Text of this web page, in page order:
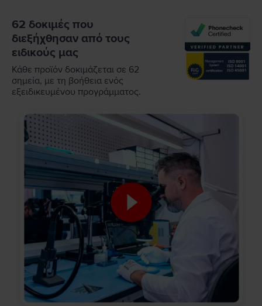
62 δοκιμές που
διεξήχθησαν από τους
ειδικούς μας
Κάθε προϊόν δοκιμάζεται σε 62
σημεία, με τη βοήθεια ενός
εξειδικευμένου προγράμματος.